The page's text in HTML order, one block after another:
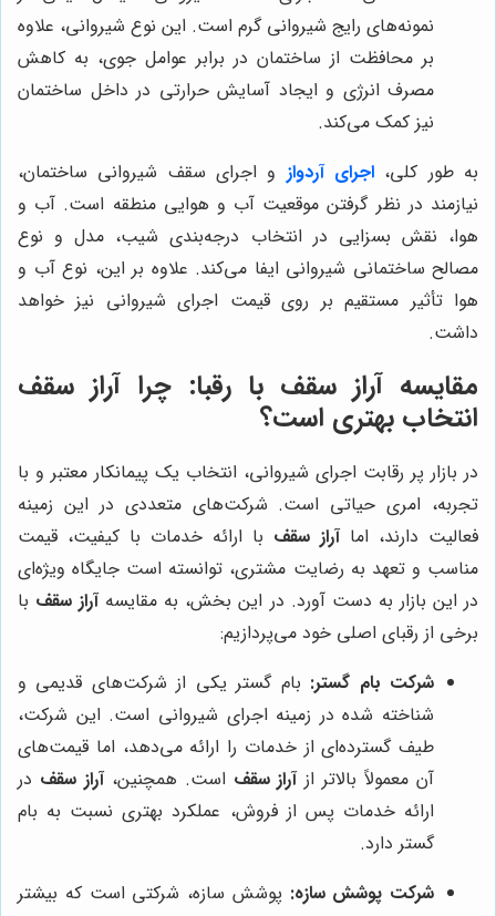
نمونه‌های رایج شیروانی گرم است. این نوع شیروانی، علاوه
بر محافظت از ساختمان در برابر عوامل جوی، به کاهش
مصرف انرژی و ایجاد آسایش حرارتی در داخل ساختمان
نیز کمک می‌کند.
به طور کلی، اجرای آردواز و اجرای سقف شیروانی ساختمان،
نیازمند در نظر گرفتن موقعیت آب و هوایی منطقه است. آب و
هوا، نقش بسزایی در انتخاب درجه‌بندی شیب، مدل و نوع
مصالح ساختمانی شیروانی ایفا می‌کند. علاوه بر این، نوع آب و
هوا تأثیر مستقیم بر روی قیمت اجرای شیروانی نیز خواهد
داشت.
مقایسه آراز سقف با رقبا: چرا آراز سقف
انتخاب بهتری است؟
در بازار پر رقابت اجرای شیروانی، انتخاب یک پیمانکار معتبر و با
تجربه، امری حیاتی است. شرکت‌های متعددی در این زمینه
فعالیت دارند، اماآراز سقف با ارائه خدمات با کیفیت، قیمت
مناسب و تعهد به رضایت مشتری، توانسته است جایگاه ویژه‌ای
در این بازار به دست آورد. در این بخش، به مقایسهآراز سقف با
برخی از رقبای اصلی خود می‌پردازیم:
شرکت بام گستر: بام گستر یکی از شرکت‌های قدیمی و
شناخته شده در زمینه اجرای شیروانی است. این شرکت،
طیف گسترده‌ای از خدمات را ارائه می‌دهد، اما قیمت‌های
آن معمولاً بالاتر ازآراز سقف است. همچنین،آراز سقف در
ارائه خدمات پس از فروش، عملکرد بهتری نسبت به بام
گستر دارد.
شرکت پوشش سازه: پوشش سازه، شرکتی است که بیشتر